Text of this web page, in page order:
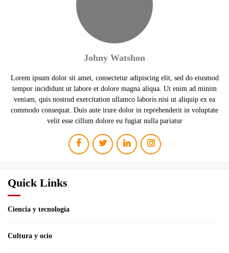
Johny Watshon
Lorem ipsum dolor sit amet, consectetur adipiscing elit, sed do eiusmod
tempor incididunt ut labore et dolore magna aliqua. Ut enim ad minim
veniam, quis nostrud exercitation ullamco laboris nisi ut aliquip ex ea
commodo consequat. Duis aute irure dolor in reprehenderit in voluptate
velit esse cillum dolore eu fugiat nulla pariatur
Quick Links
Ciencia y tecnología
Cultura y ocio